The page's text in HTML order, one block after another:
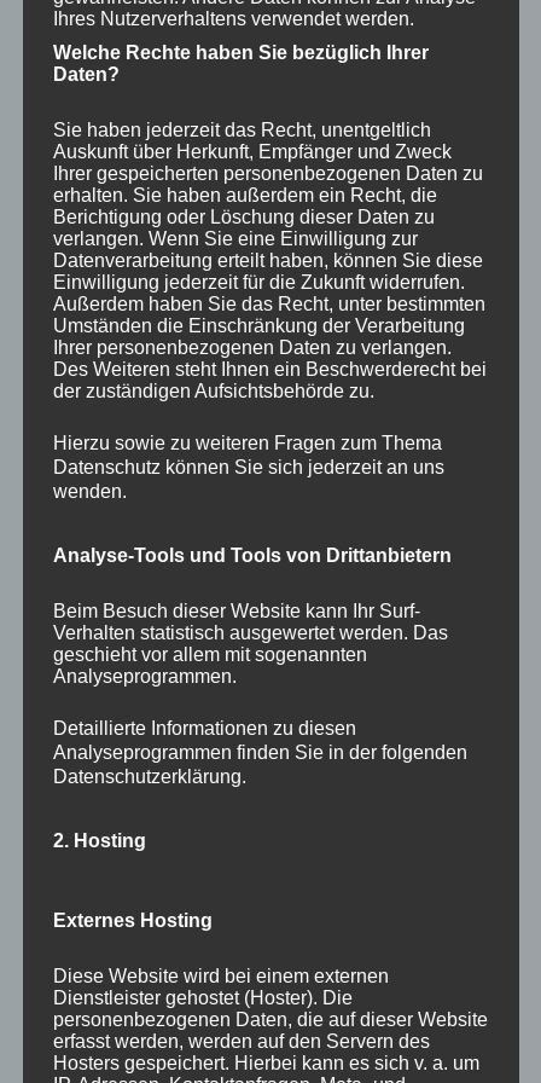
Dies geschieht nur aus einem Einzigem Grund. Es
sollen Ersatzparkplätze für bestehende Parkplätze
Str. gebaut werden.
Der vor Jahren aufwändig gestaltete Parkplatz in der
Silberberger Str. wird für einen REWE vernichtet der in
seinem geplanten Umfang den REWE Markt in
Fürstenwalde um 500 m2 übersteigt. Vergleichbare
Märkte findet man nur in Großstädten!
Architekten, Landschaftsgestalter und viele
Persönlichkeiten und Bürger von Bad Saarow reiben
bereits mehrfach ihr Unverständnis zum Ausdruck
gebracht.
Noch wenige Tage besteht bis zum 2 .November
Projekt beim Amt Scharmützelsee einzulegen.
Gartenstadt erhalten. Schützen wir dieses Erbe und
nicht den Einkaufstourismus.
Bad Saarow steht bereits jetzt am Rande einen
Verkehrskollaps vor allem wenn dann auch noch die
Lindenstraße wie geplant teilweise geschlossen wird.
Ihres Nutzerverhaltens verwendet werden.
Welche Rechte haben Sie bezüglich Ihrer
Daten?
Sie haben jederzeit das Recht, unentgeltlich
Auskunft über Herkunft, Empfänger und Zweck
Ihrer gespeicherten personenbezogenen Daten zu
erhalten. Sie haben außerdem ein Recht, die
Berichtigung oder Löschung dieser Daten zu
verlangen. Wenn Sie eine Einwilligung zur
Datenverarbeitung erteilt haben, können Sie diese
Einwilligung jederzeit für die Zukunft widerrufen.
Außerdem haben Sie das Recht, unter bestimmten
Umständen die Einschränkung der Verarbeitung
Ihrer personenbezogenen Daten zu verlangen.
Des Weiteren steht Ihnen ein Beschwerderecht bei
der zuständigen Aufsichtsbehörde zu.
Hierzu sowie zu weiteren Fragen zum Thema
Datenschutz können Sie sich jederzeit an uns
wenden.
Analyse-Tools und Tools von Dritt­anbietern
Beim Besuch dieser Website kann Ihr Surf-
Verhalten statistisch ausgewertet werden. Das
geschieht vor allem mit sogenannten
Analyseprogrammen.
Detaillierte Informationen zu diesen
Analyseprogrammen finden Sie in der folgenden
Datenschutzerklärung.
2. Hosting
Externes Hosting
Diese Website wird bei einem externen
Dienstleister gehostet (Hoster). Die
personenbezogenen Daten, die auf dieser Website
erfasst werden, werden auf den Servern des
Hosters gespeichert. Hierbei kann es sich v. a. um